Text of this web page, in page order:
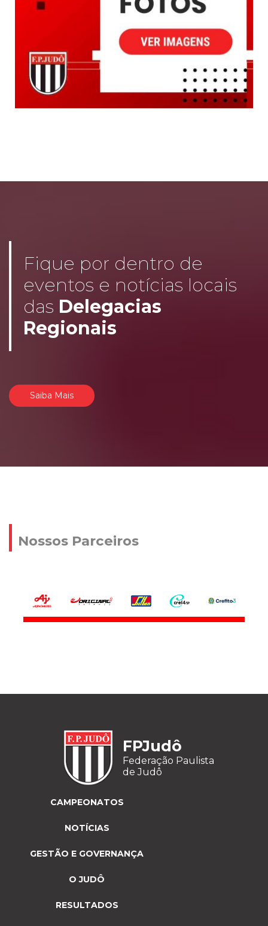
Fique por dentro de
eventos e notícias locais
das Delegacias
Regionais
Saiba Mais
Nossos Parceiros
FPJudô
Federação Paulista
de Judô
CAMPEONATOS
NOTÍCIAS
GESTÃO E GOVERNANÇA
O JUDÔ
RESULTADOS